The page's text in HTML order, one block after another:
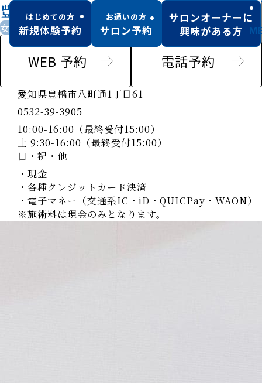
豊橋店
女性専用サロン駐車場あり
WEB 予約 電話予約
愛知県豊橋市八町通1丁目61
0532-39-3905
10:00-16:00（最終受付15:00）
土 9:30-16:00（最終受付15:00）
日・祝・他
・現金
・各種クレジットカード決済
・電子マネー（交通系IC・iD・QUICPay・WAON）
※施術料は現金のみとなります。
はじめての方
新規体験予約
お通いの方
サロン予約
サロンオーナーに
興味がある方